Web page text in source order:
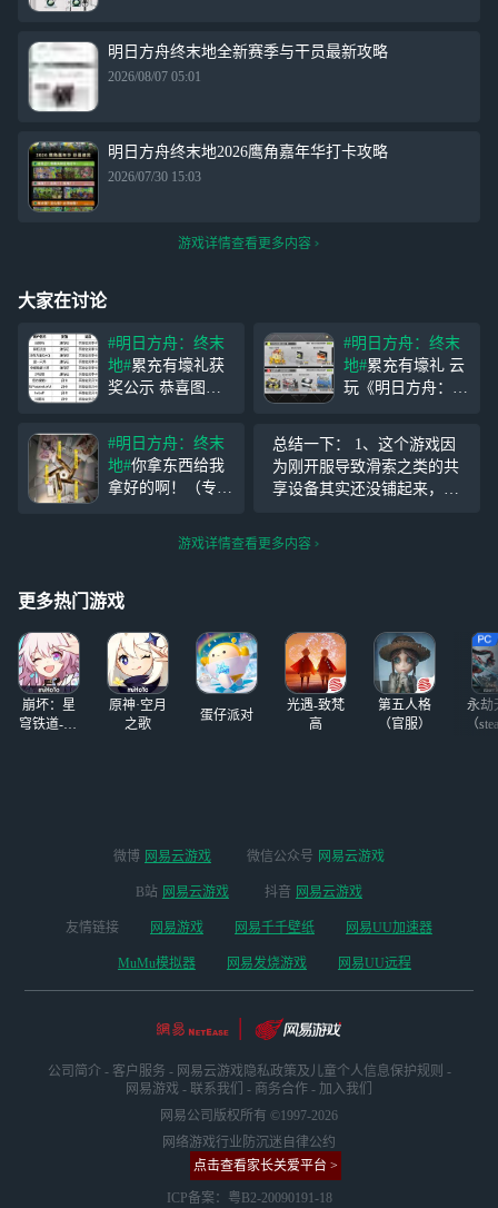
明日方舟终末地全新赛季与干员最新攻略
2026/08/07 05:01
明日方舟终末地2026鹰角嘉年华打卡攻略
2026/07/30 15:03
游戏详情查看更多内容
大家在讨论
#明日方舟：终末
地#累充有壕礼获
奖公示 恭喜图上
值对应奖品！ 相
关奖励已直接发放
到账！ 祝管理员
们游玩愉快，更多
#明日方舟：终末
地#累充有壕礼 云
玩《明日方舟：终
内充值月卡/通行
证，可分别获得对
应奖品： 1.活动期
间，用户在游戏内
#明日方舟：终末
地#你拿东西给我
拿好的啊！（专武
厨子 我现在感觉
有点官方给了二十
火硬打打破产愣是
彼丘打排位从头输
到尾 玩手机的时
候 三角洲一天亏
三个亿
总结一下： 1、这个游戏因
为刚开服导致滑索之类的共
享设备其实还没铺起来，所
把滑索铺到各处就要把电线
游戏详情查看更多内容
更多热门游戏
崩坏：星
穹铁道-4.4
原神·空月
之歌
蛋仔派对
光遇-致梵
高
第五人格
（官服）
永劫
（
微博 网易云游戏 微信公众号 网易云游戏
B站 网易云游戏 抖音 网易云游戏
友情链接 网易游戏 网易千千壁纸 网易UU加速器
MuMu模拟器 网易发烧游戏 网易UU远程
公司简介 - 客户服务 - 网易云游戏隐私政策及儿童个人信息保护规则 -
网易游戏 - 联系我们 - 商务合作 - 加入我们
网易公司版权所有 ©1997-2026
网络游戏行业防沉迷自律公约
点击查看家长关爱平台 >
ICP备案：粤B2-20090191-18